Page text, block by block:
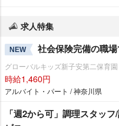
求人特集
NEW 社会保険完備の職
グローバルキッズ新子安第二保育園
時給1,460円
アルバイト・パート / 神奈川県
「週2から可」調理スタッ